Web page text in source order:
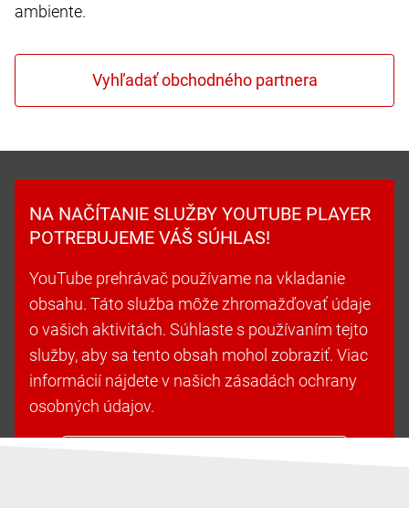
ambiente.
NA NAČÍTANIE SLUŽBY YOUTUBE PLAYER
POTREBUJEME VÁŠ SÚHLAS!
YouTube prehrávač používame na vkladanie
obsahu. Táto služba môže zhromažďovať údaje
o vašich aktivitách. Súhlaste s používaním tejto
služby, aby sa tento obsah mohol zobraziť. Viac
informácií nájdete v našich zásadách ochrany
osobných údajov.